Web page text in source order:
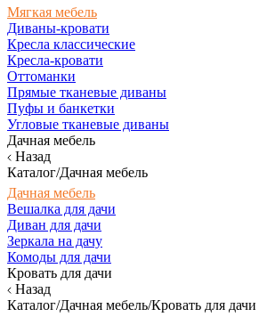
Мягкая мебель
Диваны-кровати
Кресла классические
Кресла-кровати
Оттоманки
Прямые тканевые диваны
Пуфы и банкетки
Угловые тканевые диваны
Дачная мебель
Назад
Каталог/Дачная мебель
Дачная мебель
Вешалка для дачи
Диван для дачи
Зеркала на дачу
Комоды для дачи
Кровать для дачи
Назад
Каталог/Дачная мебель/Кровать для дачи